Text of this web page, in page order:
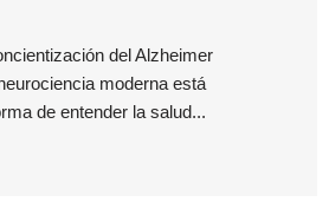
del Alzheimer
moderna está
de entender la salud...